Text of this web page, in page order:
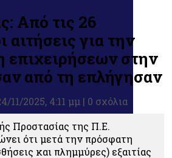
Από τις 26
αιτήσεις για την
επιχειρήσεων στην
από τη επλήγησαν
11/2025, 4:11 μμ | 0 σχόλια
Προστασίας της Π.Ε.
ότι μετά την πρόσφατη
και πλημμύρες) εξαιτίας